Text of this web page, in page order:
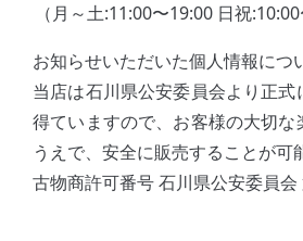
（月～土:11:00〜19:00 日祝
お知らせいただいた個人情報につ
当店は石川県公安委員会より正
得ていますので、お客様の大切な
うえで、安全に販売することが可
古物商許可番号 石川県公安委員